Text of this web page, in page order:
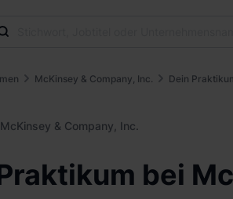
McKinsey & Company, Inc. Dein
McKinsey & Company, Inc.
bei